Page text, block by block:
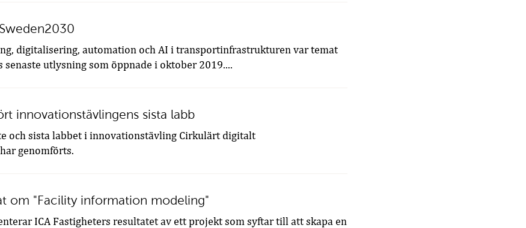
digitalisering, automation och AI i transportinfrastrukturen var temat
senaste utlysning som öppnade i oktober 2019....
innovationstävlingens sista labb
och sista labbet i innovationstävling Cirkulärt digitalt
genomförts.
om "Facility information modeling"
ICA Fastigheters resultatet av ett projekt som syftar till att skapa en